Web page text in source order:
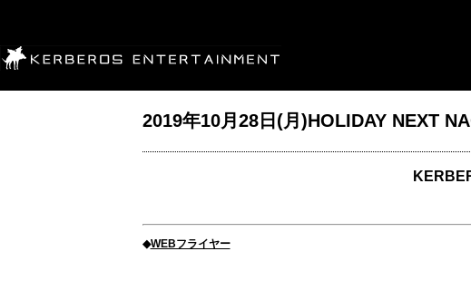
2019年10月28日(月)HOLIDAY NEXT
◆WEBフライヤー